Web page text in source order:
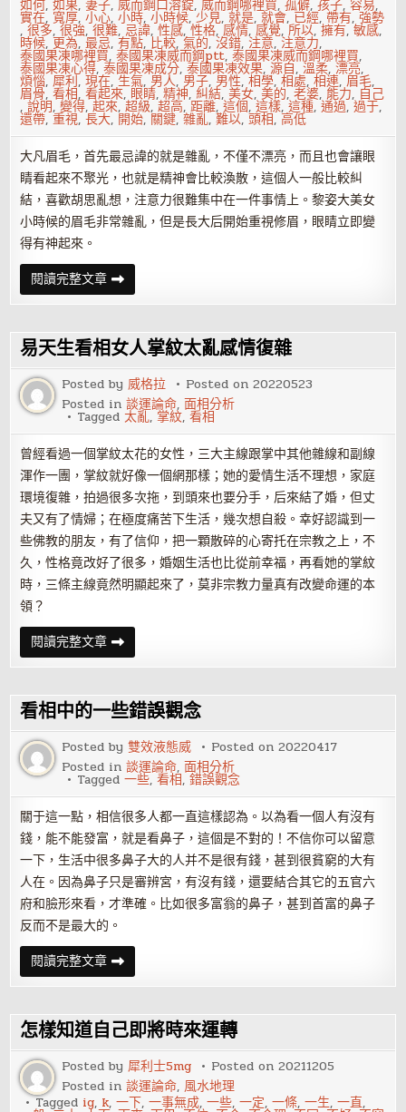
如何,如果,妻子,威而鋼口溶錠,威而鋼哪裡買,孤僻,孩子,容易,
實在, 寬厚,小心,小時,小時候,少見,就是,就會, 已經,帶有,強勢
,很多,很強,很難, 忌諱,性感,性格,感情,感覺,所以,擁有,敏感,
時候, 更為,最忌,有點, 比較,氣的,沒錯, 注意, 注意力,
泰國果凍哪裡買,泰國果凍威而鋼ptt,泰國果凍威而鋼哪裡買,
泰國果凍心得,泰國果凍成分,泰國果凍效果,源自,溫柔,漂亮,
煩惱,犀利,現在,生氣, 男人, 男子, 男性,相學,相處,相連,眉毛,
眉骨,看相,看起來, 眼睛,精神, 糾結,美女,美的,老婆,能力, 自己
,說明,變得,起來,超級,超高,距離,這個,這樣,這種,通過,過于,
還帶,重視,長大, 開始, 關鍵,雜亂,難以,頭相,高低
大凡眉毛，首先最忌諱的就是雜亂，不僅不漂亮，而且也會讓眼
睛看起來不聚光，也就是精神會比較渙散，這個人一般比較糾
結，喜歡胡思亂想，注意力很難集中在一件事情上。黎姿大美女
小時候的眉毛非常雜亂，但是長大后開始重視修眉，眼睛立即變
得有神起來。
閱讀完整文章相
學
教
如
何
通
過
眉
毛
看
懂
人
心
易天生看相女人掌紋太亂感情復雜
Posted by威格拉 Posted on20220523
Posted in談運論命,面相分析
Tagged太亂,掌紋,看相
曾經看過一個掌紋太花的女性，三大主線跟掌中其他雜線和副線
渾作一團，掌紋就好像一個網那樣；她的愛情生活不理想，家庭
環境復雜，拍過很多次拖，到頭來也要分手，后來結了婚，但丈
夫又有了情婦；在極度痛苦下生活，幾次想自殺。幸好認識到一
些佛教的朋友，有了信仰，把一顆散碎的心寄托在宗教之上，不
久，性格竟改好了很多，婚姻生活也比從前幸福，再看她的掌紋
時，三條主線竟然明顯起來了，莫非宗教力量真有改變命運的本
領？
閱讀完整文章易
天
生
相
女
人
掌
紋
太
亂
感
情
復
雜
看相中的一些錯誤觀念
Posted by雙效液態威 Posted on20220417
Posted in談運論命,面相分析
Tagged一些,看相,錯誤觀念
關于這一點，相信很多人都一直這樣認為。以為看一個人有沒有
錢，能不能發富，就是看鼻子，這個是不對的！不信你可以留意
一下，生活中很多鼻子大的人并不是很有錢，甚到很貧窮的大有
人在。因為鼻子只是審辨宮，有沒有錢，還要結合其它的五官六
府和臉形來看，才準確。比如很多富翁的鼻子，甚到首富的鼻子
反而不是最大的。
閱讀完整文章看
相
中
一
些
錯
誤
觀
念
怎樣知道自己即將時來運轉
Posted by犀利士5mg Posted on20211205
Posted in談運論命, 風水地理
Tagged ig, k,一下,一事無成,一些,一定,一條,一生,一直,